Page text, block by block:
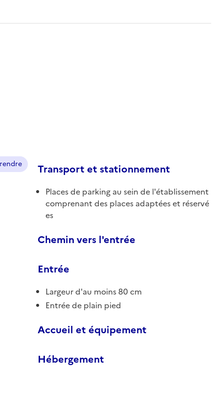
Transport et stationnement
Places de parking au sein de l'établissement
comprenant des places adaptées et réservé
es
Chemin vers l'entrée
Entrée
Largeur d'au moins 80 cm
Entrée de plain pied
Accueil et équipement
Hébergement